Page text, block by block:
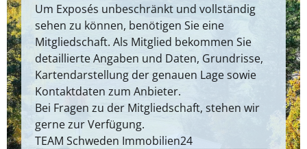
Um Exposés unbeschränkt und vollständig
sehen zu können, benötigen Sie eine
Mitgliedschaft. Als Mitglied bekommen Sie
detaillierte Angaben und Daten, Grundrisse,
Kartendarstellung der genauen Lage sowie
Kontaktdaten zum Anbieter.
Bei Fragen zu der Mitgliedschaft, stehen wir
gerne zur Verfügung.
TEAM Schweden Immobilien24